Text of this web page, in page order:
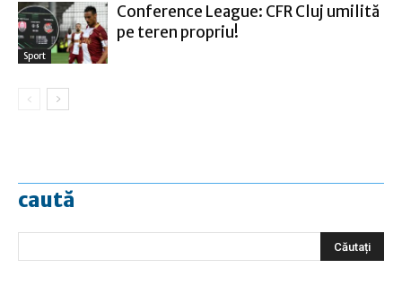
Sport
Conference League: CFR Cluj umilită
pe teren propriu!
caută